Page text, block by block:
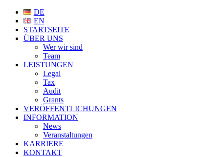
DE
EN
STARTSEITE
ÜBER UNS
Wer wir sind
Team
LEISTUNGEN
Legal
Tax
Audit
Grants
VERÖFFENTLICHUNGEN
INFORMATION
News
Veranstaltungen
KARRIERE
KONTAKT